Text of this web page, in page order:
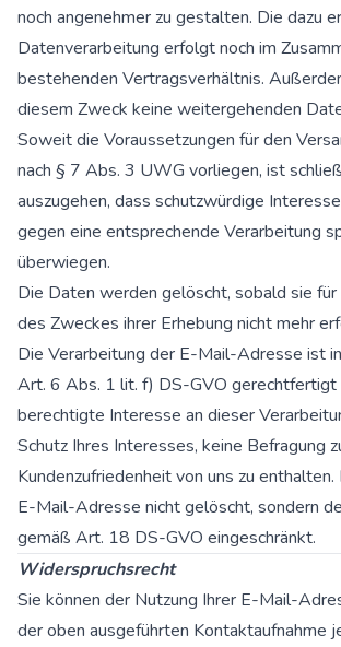
noch angenehmer zu gestalten. Die dazu
Datenverarbeitung erfolgt noch im
bestehenden Vertragsverhältnis.
diesem Zweck keine weitergehenden
Soweit die Voraussetzungen für den
nach § 7 Abs. 3 UWG vorliegen, ist
auszugehen, dass schutzwürdige
gegen eine entsprechende Verarbeitung
überwiegen.
Die Daten werden gelöscht, sobald sie für
des Zweckes ihrer Erhebung nicht mehr
Die Verarbeitung der E-Mail-Adresse ist
Art. 6 Abs. 1 lit. f) DS-GVO gerechtfertigt
berechtigte Interesse an dieser
Schutz Ihres Interesses, keine Befragung
Kundenzufriedenheit von uns zu
E-Mail-Adresse nicht gelöscht, sondern
gemäß Art. 18 DS-GVO eingeschränkt.
Widerspruchsrecht
Sie können der Nutzung Ihrer E-Mail-
der oben ausgeführten Kontaktaufnahme